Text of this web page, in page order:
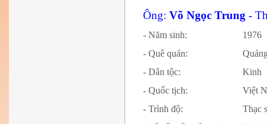
Ông: Võ Ngọc Trung-
- Năm sinh:
1976
- Quê quán:
- Dân tộc:
Kinh
- Quốc tịch:
- Trình độ:
Thạc